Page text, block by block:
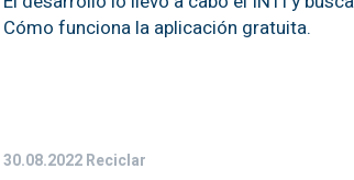
Cómo funciona la aplicación gratuita.
30.08.2022Reciclar